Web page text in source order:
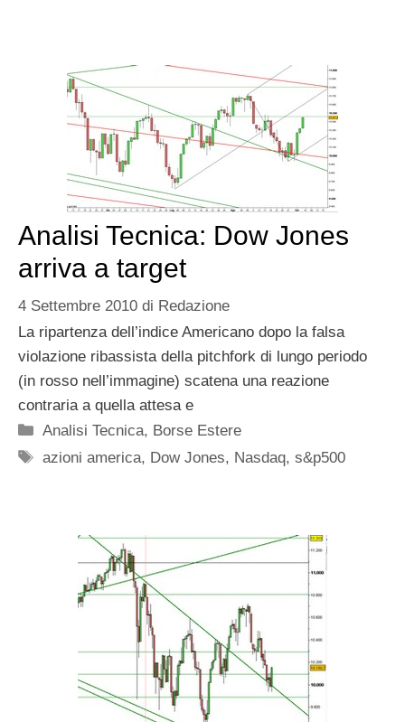
Analisi Tecnica: Dow Jones
arriva a target
4 Settembre 2010 di Redazione
La ripartenza dell’indice Americano dopo la falsa
violazione ribassista della pitchfork di lungo periodo
(in rosso nell’immagine) scatena una reazione
contraria a quella attesa e
Categorie
Analisi Tecnica, Borse Estere
Tag
azioni america, Dow Jones, Nasdaq,s&p500